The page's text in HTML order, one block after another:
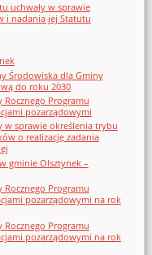
uchwały w sprawie
i nadania jej Statutu
Środowiska dla Gminy
do roku 2030
Programu
pozarządowymi
w sprawie określenia trybu
o realizację zadania
gminie Olsztynek –
Programu
pozarządowymi na rok
Programu
pozarządowymi na rok